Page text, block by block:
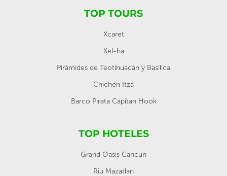
TOP TOURS
Xcaret
Xel-ha
Pirámides de Teotihuacán y Basílica
Chichén Itzá
Barco Pirata Capitan Hook
TOP HOTELES
Grand Oasis Cancun
Riu Mazatlan